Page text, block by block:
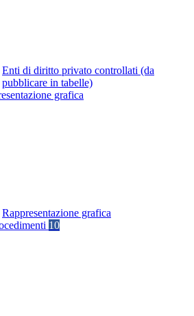
Enti di diritto privato controllati (da
pubblicare in tabelle)
grafica
Rappresentazione grafica
10